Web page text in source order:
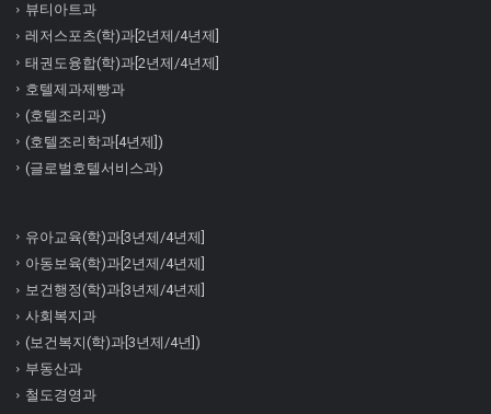
뷰티아트과
레저스포츠(학)과[2년제/4년제]
태권도융합(학)과[2년제/4년제]
호텔제과제빵과
(호텔조리과)
(호텔조리학과[4년제])
(글로벌호텔서비스과)
유아교육(학)과[3년제/4년제]
아동보육(학)과[2년제/4년제]
보건행정(학)과[3년제/4년제]
사회복지과
(보건복지(학)과[3년제/4년])
부동산과
철도경영과